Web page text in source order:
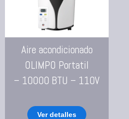
Aire acondicionado
OLIMPO Portatil
– 10000 BTU – 110V
Ver detalles